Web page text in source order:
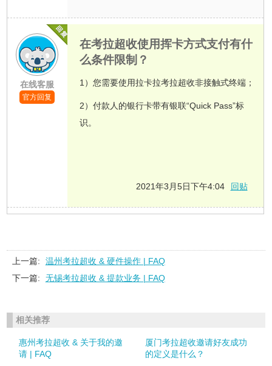
在线客服
官方回复
在考拉超收使用挥卡方式支付有什
么条件限制？
1）您需要使用拉卡拉考拉超收非接触式终端；
2）付款人的银行卡带有银联“Quick Pass”标
识。
2021年3月5日下午4:04 回贴
上一篇:
温州考拉超收 & 硬件操作 | FAQ
下一篇:
无锡考拉超收 & 提款业务 | FAQ
相关推荐
惠州考拉超收 & 关于我的邀
请 | FAQ
厦门考拉超收邀请好友成功
的定义是什么？